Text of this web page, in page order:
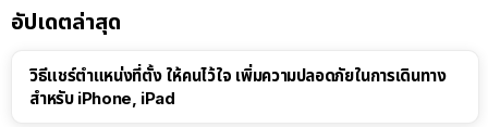
อัปเดตล่าสุด
วิธีแชร์ตำแหน่งที่ตั้ง ให้คนไว้ใจ เพิ่มความปลอดภัยในการเดินทาง
สำหรับ iPhone, iPad